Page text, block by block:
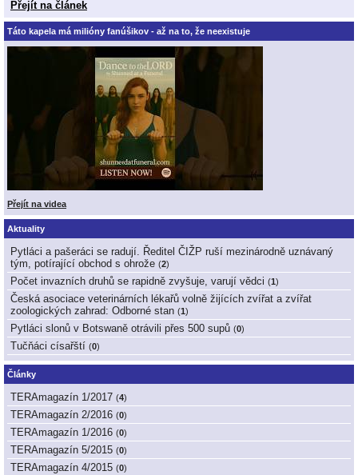
Přejít na článek
Táto kapela má milióny fanúšikov - až na to, že neexistuje
Přejít na videa
Aktuality
Pytláci a pašeráci se radují. Ředitel ČIŽP ruší mezinárodně uznávaný
tým, potírající obchod s ohrože (2)
Počet invazních druhů se rapidně zvyšuje, varují vědci (1 )
Česká asociace veterinárních lékařů volně žijících zvířat a zvířat
zoologických zahrad: Odborné stan (1 )
Pytláci slonů v Botswaně otrávili přes 500 supů (0)
Tučňáci císařští (0)
Články
TERAmagazín 1/2017 (4)
TERAmagazín 2/2016 (0)
TERAmagazín 1/2016 (0)
TERAmagazín 5/2015 (0)
TERAmagazín 4/2015 (0)